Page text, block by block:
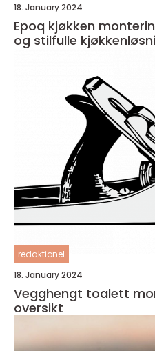
18. January 2024
Epoq kjøkken
og stilfulle
redaktionel
18. January 2024
Vegghengt toalett
oversikt